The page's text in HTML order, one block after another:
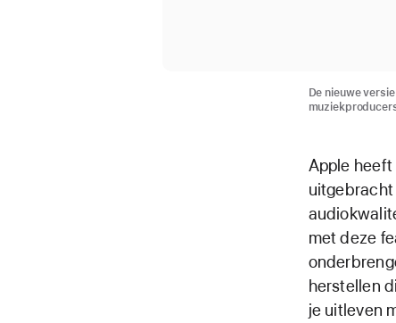
De nieuwe
Apple
uitgebracht
met deze
herstellen
je uitleven